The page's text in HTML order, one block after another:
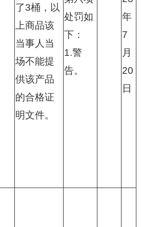
了3桶，以
上商品该
当事人当
场不能提
供该产品
的合格证
明文件。
处罚如
下：
1.警
告。
年
7
月
20
日